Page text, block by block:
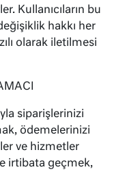
Kullanıcıların bu
hakkı her
olarak iletilmesi
siparişlerinizi
ödemelerinizi
ve hizmetler
irtibata geçmek,